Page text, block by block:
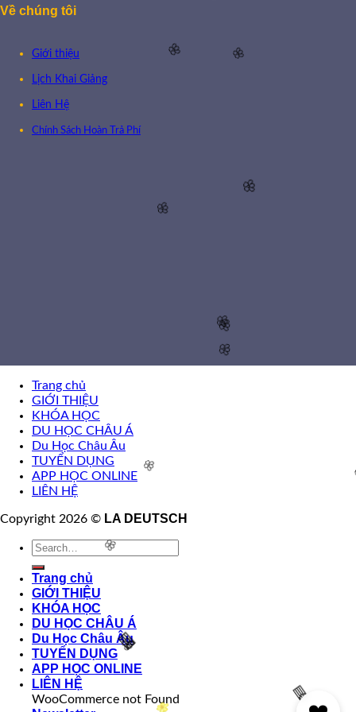
🧧
🧧
🌸
🌸
🌸
🌸
🌸
🌸
🌸
🌸
Về chúng tôi
Giới thiệu
Lịch Khai Giảng
Liên Hệ
Chính Sách Hoàn Trả Phí
Trang chủ
GIỚI THIỆU
KHÓA HỌC
DU HỌC CHÂU Á
Du Học Châu Âu
TUYỂN DỤNG
APP HỌC ONLINE
LIÊN HỆ
Copyright 2026 © LA DEUTSCH
Trang chủ
GIỚI THIỆU
KHÓA HỌC
DU HỌC CHÂU Á
Du Học Châu Âu
TUYỂN DỤNG
APP HỌC ONLINE
LIÊN HỆ
WooCommerce not Found